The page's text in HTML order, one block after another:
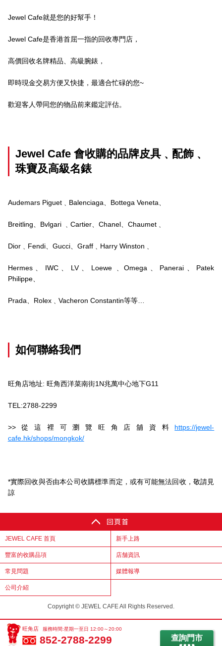
Jewel Cafe就是您的好幫手！
Jewel Cafe是香港首屈一指的回收專門店，
高價回收名牌精品、高級腕錶，
即時現金交易方便又快捷，最適合忙碌的您~
歡迎客人帶同您的物品前來鑑定評估。
Jewel Cafe 會收購的品牌皮具﹑配飾﹑
珠寶及高級名錶
Audemars Piguet﹑Balenciaga、Bottega Veneta、
Breitling、Bvlgari ﹑Cartier、Chanel、Chaumet﹑
Dior﹑Fendi、Gucci、Graff﹑Harry Winston﹑
Hermes、IWC、LV、Loewe﹑Omega、Panerai、Patek
Philippe、
Prada、Rolex﹑Vacheron Constantin等等…
如何聯絡我們
旺角店地址: 旺角西洋菜南街1N兆萬中心地下G11
TEL:2788-2299
>>從這裡可瀏覽旺角店舖資料 https://jewel-
cafe.hk/shops/mongkok/
*實際回收與否由本公司收購標準而定，或有可能無法回收，敬請見
諒
JEWEL CAFE 首頁 新手上路
豐富的收購品項 店舗資訊
常見問題 媒體報導
公司介紹
Copyright © JEWEL CAFE All Rights Reserved.
旺角店 服務時間:星期一至日 12:00～20:00
852-2788-2299 查詢門市